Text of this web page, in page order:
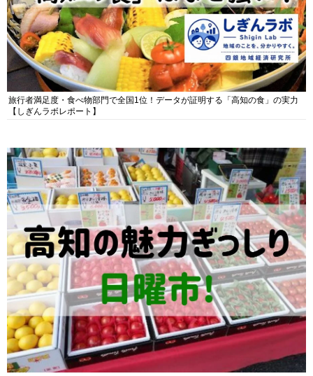
旅行者満足度・食べ物部門で全国1位！データが証明する「高知の食」の実力
【しぎんラボレポート】